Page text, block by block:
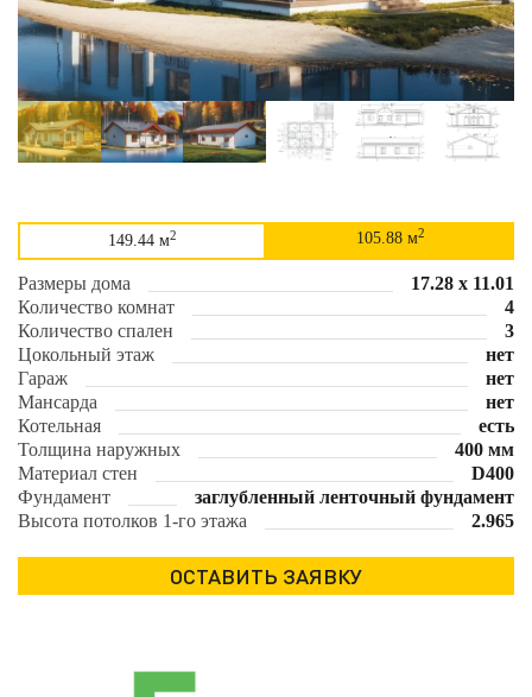
149.44 м2 105.88 м2
Размеры дома
17.28 х 11.01
Количество комнат
4
Количество спален
3
Цокольный этаж
нет
Гараж
нет
Мансарда
нет
Котельная
есть
Толщина наружных
400 мм
Материал стен
D400
Фундамент
заглубленный ленточный фундамент
Высота потолков 1-го этажа
2.965